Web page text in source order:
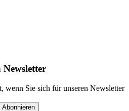
Newsletter
wenn Sie sich für unseren Newsletter
Abonnieren